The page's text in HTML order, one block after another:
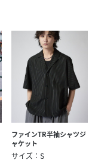
ファインTR半袖シャツジ
ャケット
サイズ：S